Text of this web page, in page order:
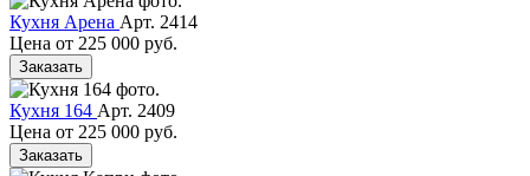
Кухня Арена Арт. 2414
Цена от 225 000 руб.
Заказать
Кухня 164 Арт. 2409
Цена от 225 000 руб.
Заказать